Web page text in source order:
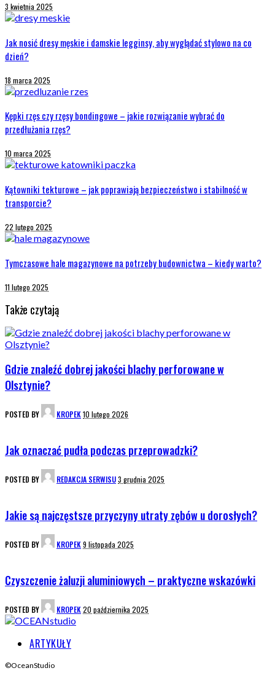
3 kwietnia 2025
Jak nosić dresy męskie i damskie legginsy, aby wyglądać stylowo na co
dzień?
18 marca 2025
Kępki rzęs czy rzęsy bondingowe – jakie rozwiązanie wybrać do
przedłużania rzęs?
10 marca 2025
Kątowniki tekturowe – jak poprawiają bezpieczeństwo i stabilność w
transporcie?
22 lutego 2025
Tymczasowe hale magazynowe na potrzeby budownictwa – kiedy warto?
11 lutego 2025
Także czytają
Gdzie znaleźć dobrej jakości blachy perforowane w
Olsztynie?
POSTED BY KROPEK 10 lutego 2026
Jak oznaczać pudła podczas przeprowadzki?
POSTED BY REDAKCJA SERWISU3 grudnia 2025
Jakie są najczęstsze przyczyny utraty zębów u dorosłych?
POSTED BY KROPEK 9 listopada 2025
Czyszczenie żaluzji aluminiowych – praktyczne wskazówki
POSTED BY KROPEK 20 października 2025
ARTYKUŁY
©OceanStudio